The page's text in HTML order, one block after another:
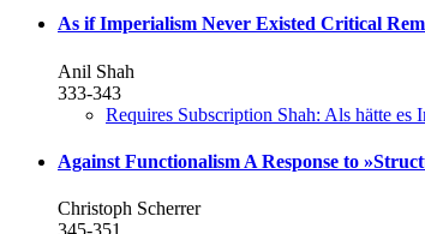
As if Imperialism Never Existed Critical
Anil Shah
333-343
Requires Subscription Shah: Als hätte es
Against Functionalism A Response to
Christoph Scherrer